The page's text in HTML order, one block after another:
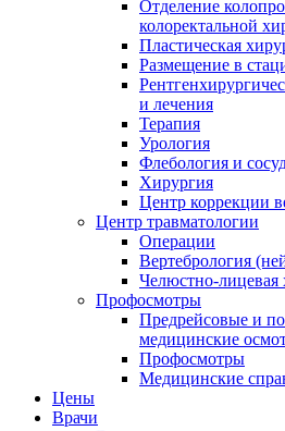
Отделение
колоректальной
Пластическая
Размещение в
и лечения
Терапия
Урология
Флебология и
Хирургия
Центр коррекции
Центр травматологии
Операции
Вертебрология
Челюстно-лицевая
Профосмотры
Предрейсовые и
медицинские
Профосмотры
Медицинские
Цены
Врачи